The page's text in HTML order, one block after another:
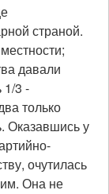
страной.
давали
1/3 -
только
Оказавшись у
очутилась
Она не